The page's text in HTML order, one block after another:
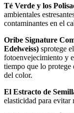
Té Verde y los
ambientales
contaminantes en el
Oribe Signature
Edelweiss) sprotege
fotoenvejecimiento y
tiempo que lo protege
del color.
El Estracto de
elasticidad para evitar